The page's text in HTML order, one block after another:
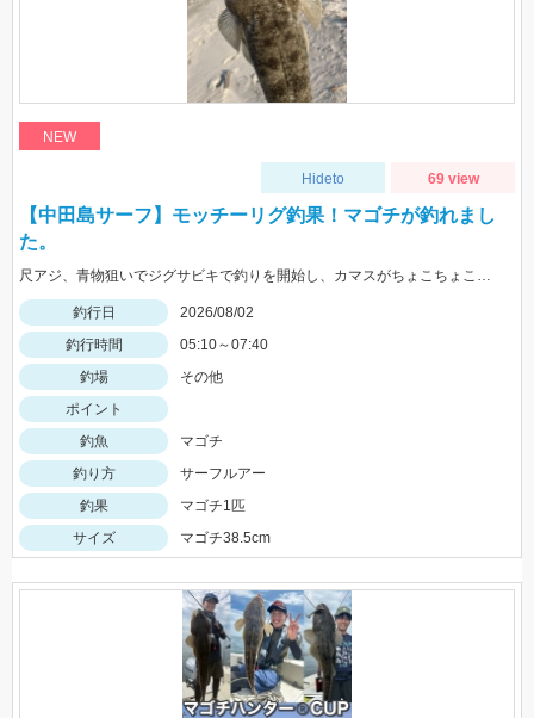
NEW
Hideto 69 view
【中田島サーフ】モッチーリグ釣果！マゴチが釣れまし
た。
尺アジ、青物狙いでジグサビキで釣りを開始し、カマスがちょこちょこ釣れるものの、狙いの魚は釣れず…。そこで先週、スズキ、イシモチを釣ることができたモッチーリグをセット！スパテラを使ってシャクりながら誘っていると、ゴンっと強い当たりがあり、なかなか歯ごたえのある引きを楽しみながら慎重に引き上げると、正体はマゴチでした。人生初マゴチの喜びと、モッチーリグで釣れたことの驚きでとても充実した釣行でした。絡まないし、ちゃんと釣れるし、モッチーリグに心から感謝しています( ´ ▽ ` )ﾉ
釣行日
2026/08/02
釣行時間
05:10～07:40
釣場
その他
ポイント
釣魚
マゴチ
釣り方
サーフルアー
釣果
マゴチ1匹
サイズ
マゴチ38.5cm